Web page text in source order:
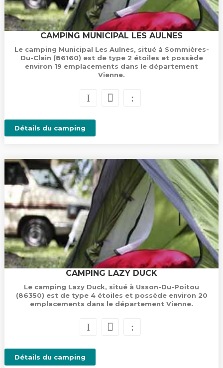
CAMPING MUNICIPAL LES AULNES
Le camping Municipal Les Aulnes, situé à Sommières-
Du-Clain (86160) est de type 2 étoiles et possède
environ 19 emplacements dans le département
Vienne.
Détails du camping
CAMPING LAZY DUCK
Le camping Lazy Duck, situé à Usson-Du-Poitou
(86350) est de type 4 étoiles et possède environ 20
emplacements dans le département Vienne.
Détails du camping